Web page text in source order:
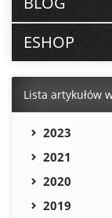
ESHOP
Lista artykułów
2023
2021
2020
2019